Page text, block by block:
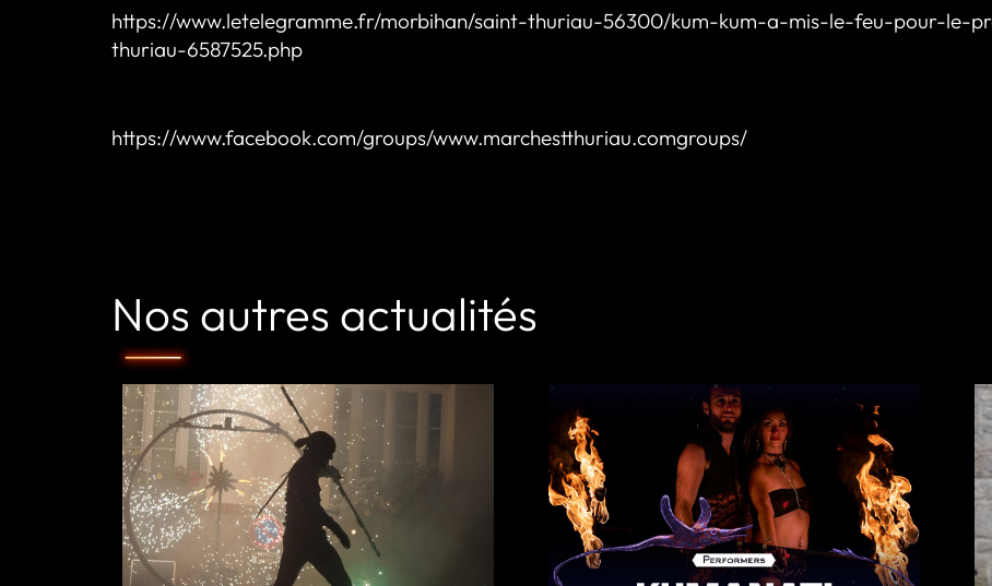
https://www.letelegramme.fr/morbihan/saint-thuriau-56300/kum-kum-a-mis-le-feu-pour-le-
thuriau-6587525.php
https://www.facebook.com/groups/www.marchestthuriau.comgroups/
Nos autres actualités